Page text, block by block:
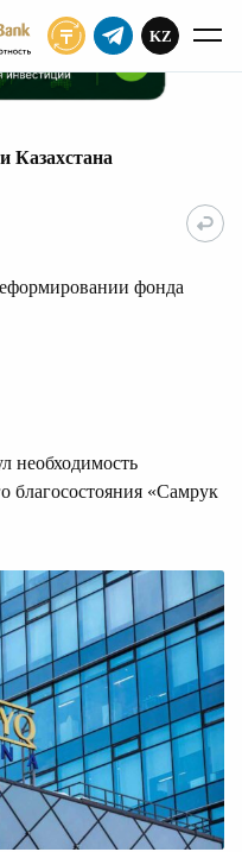
KZ
Казахстана
фонда
необходимость
благосостояния «Самрук